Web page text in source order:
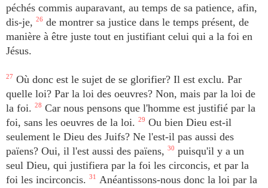
péchés commis auparavant, au temps de sa patience, afin,
dis-je, 26 de montrer sa justice dans le temps présent, de
manière à être juste tout en justifiant celui qui a la foi en
Jésus.
27 Où donc est le sujet de se glorifier? Il est exclu. Par
quelle loi? Par la loi des oeuvres? Non, mais par la loi de
la foi. 28 Car nous pensons que l'homme est justifié par la
foi, sans les oeuvres de la loi. 29 Ou bien Dieu est-il
seulement le Dieu des Juifs? Ne l'est-il pas aussi des
païens? Oui, il l'est aussi des païens, 30 puisqu'il y a un
seul Dieu, qui justifiera par la foi les circoncis, et par la
foi les incirconcis. 31 Anéantissons-nous donc la loi par la